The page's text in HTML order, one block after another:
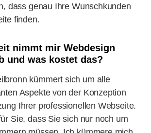
dass genau Ihre Wunschkunden
finden.
nimmt mir Webdesign
und was kostet das?
kümmert sich um alle
Aspekte von der Konzeption
Ihrer professionellen Webseite.
Sie, dass Sie sich nur noch um